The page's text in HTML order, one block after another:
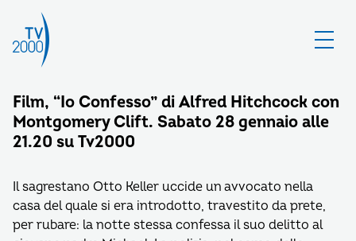
Film, “Io Confesso” di Alfred Hitchcock con
Montgomery Clift. Sabato 28 gennaio alle
21.20 su Tv2000
Il sagrestano Otto Keller uccide un avvocato nella
casa del quale si era introdotto, travestito da prete,
per rubare: la notte stessa confessa il suo delitto al